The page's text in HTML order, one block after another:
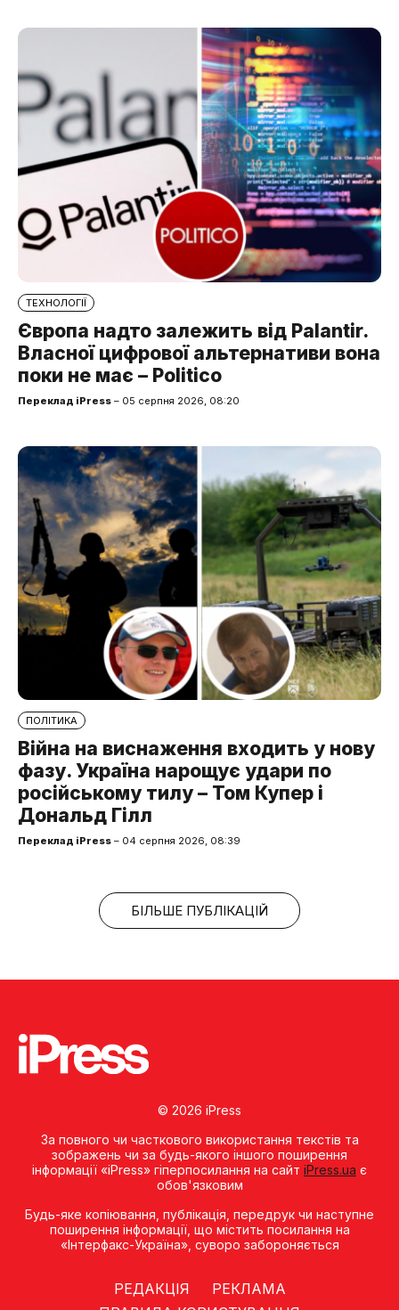
ТЕХНОЛОГІЇ
Європа надто залежить від Palantir.
Власної цифрової альтернативи вона
поки не має – Politico
Переклад iPress – 05 серпня 2026, 08:20
ПОЛІТИКА
Війна на виснаження входить у нову
фазу. Україна нарощує удари по
російському тилу – Том Купер і
Дональд Гілл
Переклад iPress – 04 серпня 2026, 08:39
БІЛЬШЕ ПУБЛІКАЦІЙ
© 2026 iPress
За повного чи часткового використання текстів та
зображень чи за будь-якого іншого поширення
інформації «iPress» гіперпосилання на сайт iPress.ua є
обов'язковим
Будь-яке копiювання, публiкацiя, передрук чи наступне
поширення iнформацiї, що мiстить посилання на
«Iнтерфакс-Україна», суворо забороняється
РЕДАКЦІЯ
РЕКЛАМА